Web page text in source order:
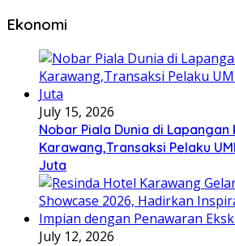
Ekonomi
July 15, 2026
Nobar Piala Dunia di
Karawang,Transaksi Pelaku
Juta
July 12, 2026